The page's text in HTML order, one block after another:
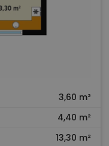
3,60 m²
4,40 m²
13,30 m²